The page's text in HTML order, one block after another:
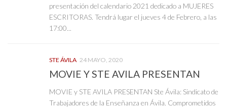
presentación del calendario 2021 dedicado a MUJERES
ESCRITORAS. Tendrá lugar el jueves 4 de Febrero, a las
17:00...
STE ÁVILA 24 MAYO, 2020
MOVIE Y STE AVILA PRESENTAN
MOVIE y STE AVILA PRESENTAN Ste Ávila: Sindicato de
Trabajadores de la Enseñanza en Ávila. Comprometidos